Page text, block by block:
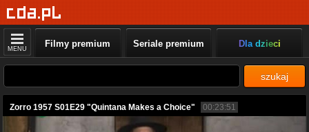
MENU Filmy premium Seriale premium Dla dzieci
szukaj
Zorro 1957 S01E29 "Quintana Makes a Choice" 00:23:51